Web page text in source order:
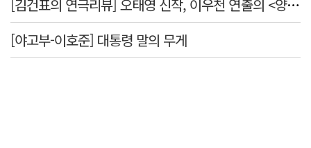
[김건표의 연극리뷰] 오태영 신작, 이우천 연출의 <양은 양순하다>"국민을 온순한 양으로 길들이는 전체주의적 정치의 알레고리"
[야고부-이호준] 대통령 말의 무게